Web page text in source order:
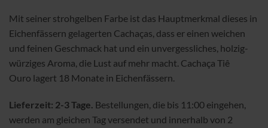
Mit seiner strohgelben Farbe ist das Hauptmerkmal dieses in
Eichenfässern gelagerten Cachaças, dass er einen weichen
und feinen Geschmack hat und ein unvergessliches, holzig-
würziges Aroma, die Lust auf mehr macht. Cachaça Tiê
Ouro lagert 18 Monate in Eichenfässern.
Lieferzeit: 2-3 Tage. Bestellungen, die bis 11:00 eingehen,
werden am gleichen Tag versendet und innerhalb von 2